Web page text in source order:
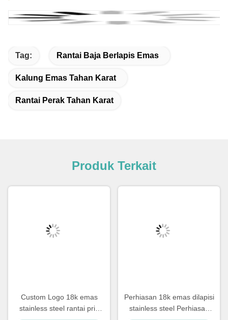
Tag: Rantai Baja Berlapis Emas
Kalung Emas Tahan Karat
Rantai Perak Tahan Karat
Produk Terkait
Custom Logo 18k emas
stainless steel rantai pria
Perhiasan 18k emas dilapisi
stainless steel Perhiasan